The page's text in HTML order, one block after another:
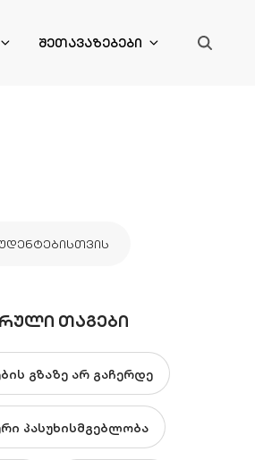
ᲨᲔᲗᲐᲕᲐᲖᲔᲑᲔᲑᲘ
ᲗᲐᲒᲔᲑᲘ
გზაზე არ გაჩერდე
პასუხისმგებლობა